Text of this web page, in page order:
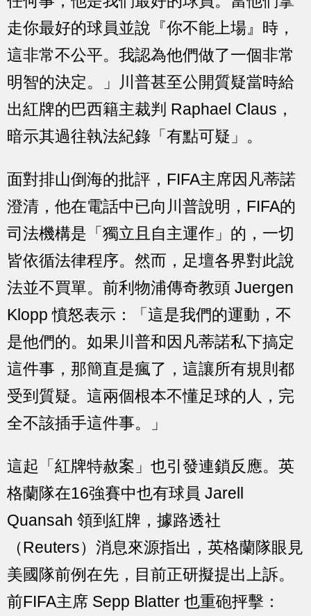
走你最好的球員並說『你不能上場』時，
這非常不公平。我認為他們做了一個非常
明智的決定。」川普甚至公開質疑當時給
出紅牌的巴西籍主裁判 Raphael Claus，
暗示其過往執法紀錄「有點可疑」。
面對排山倒海的批評，FIFA主席因凡蒂諾
澄清，他在電話中已向川普說明，FIFA的
司法機構是「獨立且自主運作」的，一切
皆依循法律程序。然而，足壇各界對此說
法並不買單。前利物浦傳奇教頭 Juergen
Klopp 憤怒表示：「這是我們的運動，不
是他們的。如果川普和因凡蒂諾私下搞定
這件事，那簡直是瘋了，這讓所有規則都
受到質疑。這兩個根本不懂足球的人，完
全不該插手這件事。」
這起「紅牌特赦案」也引發連鎖反應。英
格蘭隊在16強賽中也有球員 Jarell
Quansah 領到紅牌，據路透社
（Reuters）消息來源指出，英格蘭隊眼見
美國隊前例在先，目前正研擬提出上訴。
前FIFA主席 Sepp Blatter 也重砲抨擊：